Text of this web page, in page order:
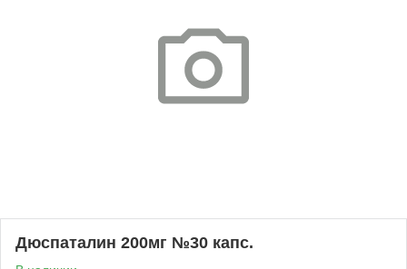
Дюспаталин 200мг №30 капс.